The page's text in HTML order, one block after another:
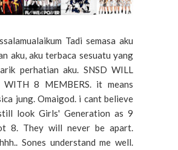
Tadi semasa aku
aku, aku terbaca sesuatu yang
perhatian aku. SNSD WILL
WITH 8 MEMBERS. it means
jung. Omaigod. i cant believe
look Girls' Generation as 9
8. They will never be apart.
Sones understand me well.